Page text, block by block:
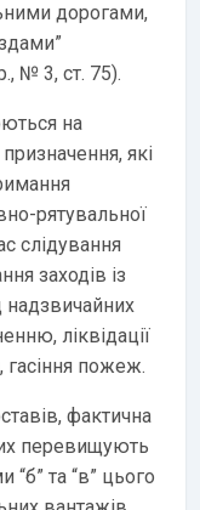
дорогами,
№ 3, ст. 75).
на
які
рятувальної
слідування
заходів із
надзвичайних
ліквідації
гасіння пожеж.
фактична
перевищують
“б” та “в” цього